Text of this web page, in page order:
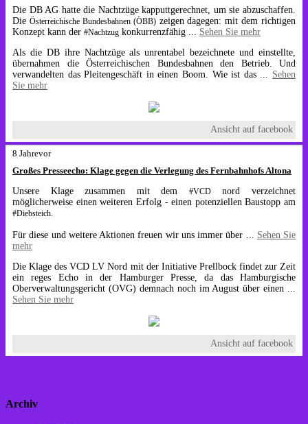
Die DB AG hatte die Nachtzüge kapputtgerechnet, um sie abzuschaffen.
Die Österreichische Bundesbahnen (ÖBB)zeigen dagegen: mit dem richtigen
Konzept kann der #Nachtzug konkurrenzfähig
Sehen Sie mehr
Als die DB ihre Nachtzüge als unrentabel bezeichnete und einstellte,
übernahmen die Österreichischen Bundesbahnen den Betrieb. Und
verwandelten das Pleitengeschäft in einen Boom. Wie ist das
Sehen
Sie mehr
Ansicht auf facebook
8 Jahrevor
Großes Presseecho: Klage gegen die Verlegung des Fernbahnhofs Altona
Unsere Klage zusammen mit dem #VCDnord verzeichnet
möglicherweise einen weiteren Erfolg - einen potenziellen Baustopp am
#Diebsteich.
Für diese und weitere Aktionen freuen wir uns immer über
Sehen Sie
mehr
Die Klage des VCD LV Nord mit der Initiative Prellbock findet zur Zeit
ein reges Echo in der Hamburger Presse, da das Hamburgische
Oberverwaltungsgericht (OVG) demnach noch im August über einen
Sehen Sie mehr
Ansicht auf facebook
Archiv